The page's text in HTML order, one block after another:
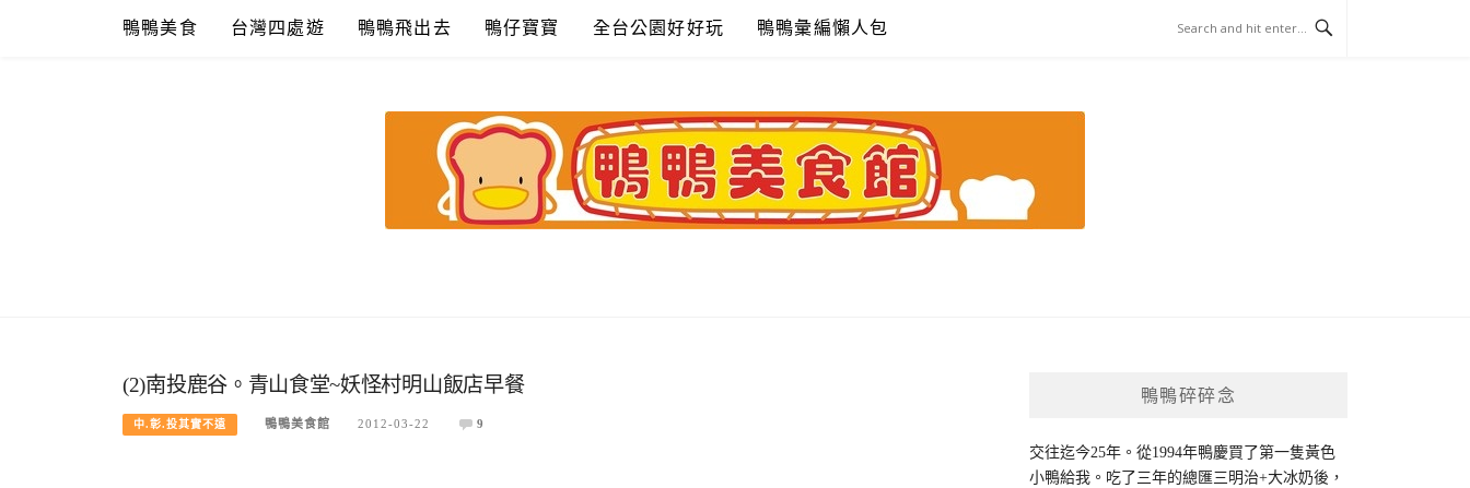
鴨鴨美食 台灣四處遊 鴨鴨飛出去 鴨仔寶寶 全台公園好好玩 鴨鴨彙編懶人包
(2)南投鹿谷。青山食堂~妖怪村明山飯店早餐
中.彰.投其實不遠 鴨鴨美食館 2012-03-22 9
鴨鴨碎碎念
交往迄今25年。從1994年鴨慶買了第一隻黃色
小鴨給我。吃了三年的總匯三明治+大冰奶後，